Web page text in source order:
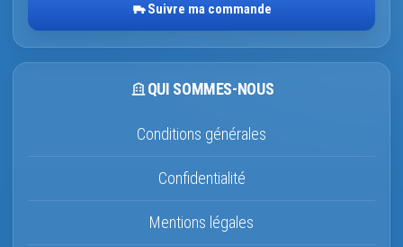
Suivre ma commande
QUI SOMMES-NOUS
Conditions générales
Confidentialité
Mentions légales